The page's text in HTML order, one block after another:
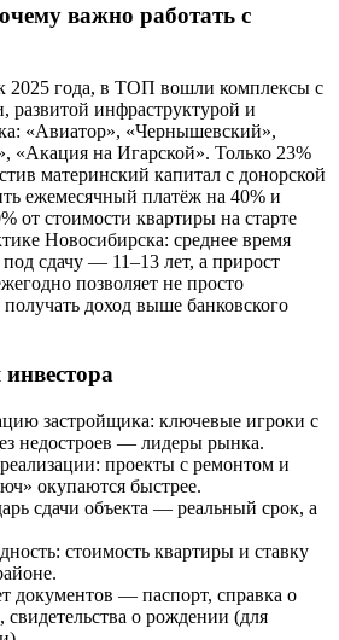
важно работать с
2025 года, в ТОП вошли комплексы с
развитой инфраструктурой и
«Авиатор», «Чернышевский»,
«Акация на Игарской». Только 23%
материнский капитал с донорской
ежемесячный платёж на 40% и
от стоимости квартиры на старте
Новосибирска: среднее время
сдачу — 11–13 лет, а прирост
позволяет не просто
доход выше банковского
застройщика: ключевые игроки с
недостроев — лидеры рынка.
проекты с ремонтом и
окупаются быстрее.
сдачи объекта — реальный срок, а
стоимость квартиры и ставку
документов — паспорт, справка о
о рождении (для